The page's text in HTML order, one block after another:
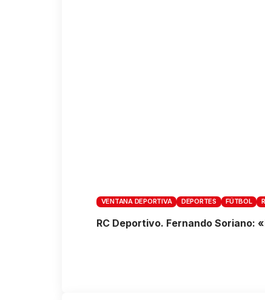
VENTANA DEPORTIVA DEPORTES FÚTBOL
RC Deportivo. Fernando Soriano: